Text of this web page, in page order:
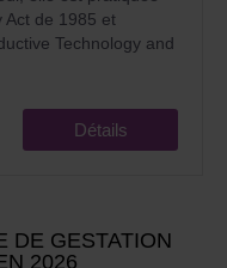
Act de 1985 et
Technology and
Détails
DE GESTATION
2026